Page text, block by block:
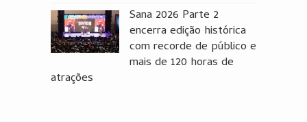
Sana 2026 Parte 2
encerra edição histórica
com recorde de público e
mais de 120 horas de
atrações